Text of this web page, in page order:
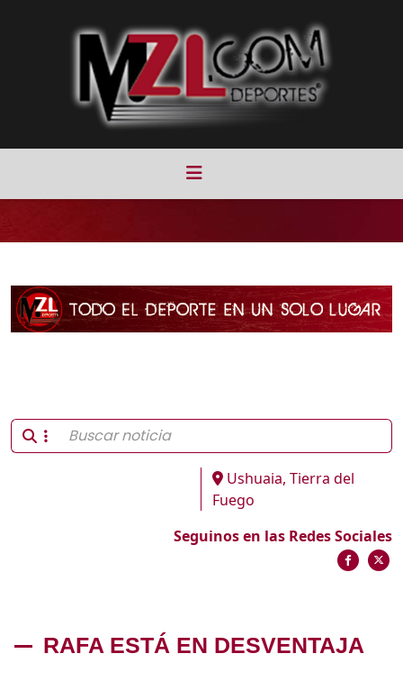
Ushuaia, Tierra del
Fuego
Seguinos en las Redes Sociales
RAFA ESTÁ EN DESVENTAJA